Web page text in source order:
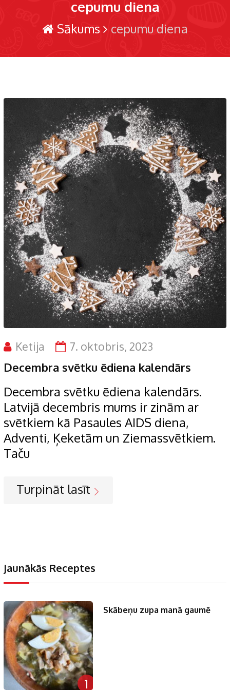
cepumu diena
Sākums cepumu diena
Ketija 7. oktobris, 2023
Decembra svētku ēdiena kalendārs
Decembra svētku ēdiena kalendārs.
Latvijā decembris mums ir zinām ar
svētkiem kā Pasaules AIDS diena,
Adventi, Ķeketām un Ziemassvētkiem.
Taču
Turpināt lasīt
Jaunākās Receptes
1
Skābeņu zupa manā gaumē